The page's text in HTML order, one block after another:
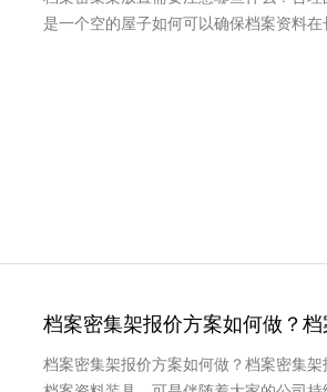
是一个空的屋子如何可以确保档案资料
档案密集架报价方案如何做？
档案密集架报价方案如何做？档案密集